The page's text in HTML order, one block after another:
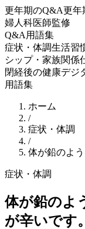
更年期のQ&A更年
婦人科医師監修
Q&A 用語集
症状・体調生活習
シップ・家族関係
閉経後の健康デジ
用語集
ホーム
/
症状・体調
/
体が鉛のよ
症状・体調
体が鉛のよ
が辛いです。